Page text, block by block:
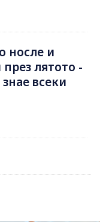
носле и
лятотo -
всеки